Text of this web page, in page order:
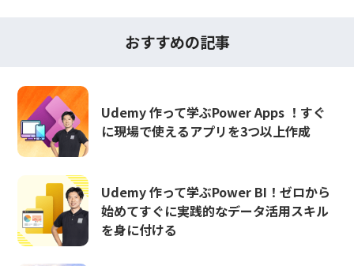
おすすめの記事
Udemy 作って学ぶPower Apps ！すぐ
に現場で使えるアプリを3つ以上作成
Udemy 作って学ぶPower BI！ゼロから
始めてすぐに実践的なデータ活用スキル
を身に付ける